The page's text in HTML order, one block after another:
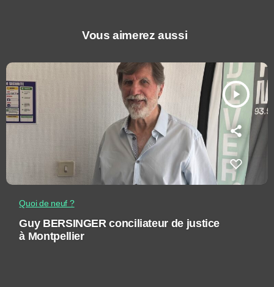
Vous aimerez aussi
play_arrow
Quoi de neuf ?
Guy BERSINGER conciliateur de justice
à Montpellier